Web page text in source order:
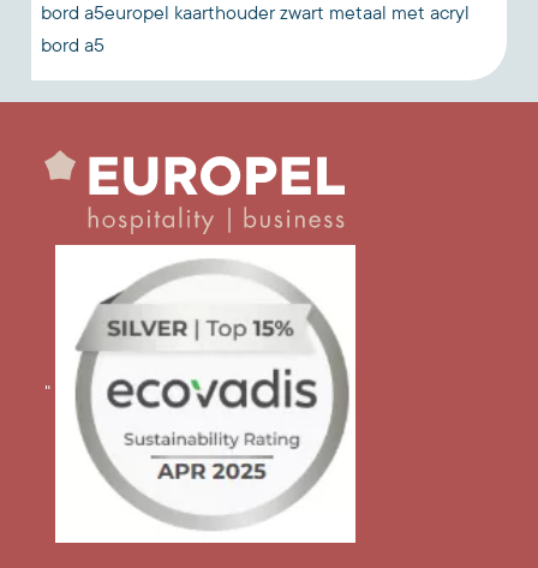
bord a5europel kaarthouder zwart metaal met acryl
bord a5
"